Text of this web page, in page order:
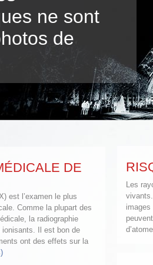
ne sont
de
DE
est l’examen le plus
Comme la plupart des
la radiographie
Il est bon de
ont des effets sur la
Les